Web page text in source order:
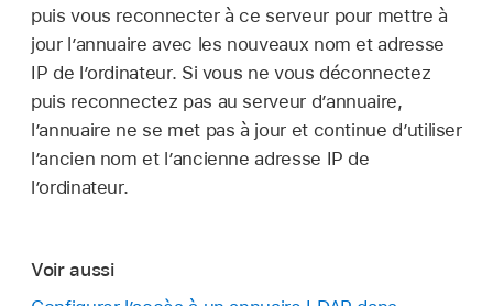
puis vous reconnecter à ce serveur pour mettre à
jour l’annuaire avec les nouveaux nom et adresse
IP de l’ordinateur. Si vous ne vous déconnectez
puis reconnectez pas au serveur d’annuaire,
l’annuaire ne se met pas à jour et continue d’utiliser
l’ancien nom et l’ancienne adresse IP de
l’ordinateur.
Voir aussi